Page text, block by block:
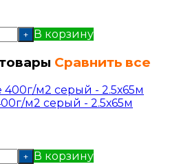
+ В корзину
Сравнить все
м2 серый - 2.5х65м
+ В корзину